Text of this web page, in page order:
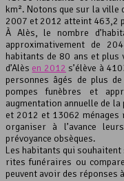
km². Notons que sur la ville
2007 et 2012 atteint 463,2
À Alès, le nombre
approximativement de
habitants de 80 ans et plus
d’Alès en 2012 s’élève à
personnes âgés de plus
pompes funèbres et
augmentation annuelle de
et 2012 et 13062
organiser à l’avance
prévoyance obsèques.
Les habitants qui
rites funéraires ou
peuvent avoir des réponses